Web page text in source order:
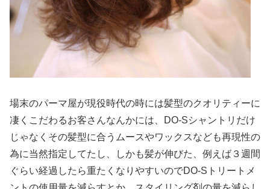
場末のパーマ屋が現役時代の時には髪型のクオリティーに
凄くこだわるお客さんなんかには、DO-Sシャントリだけ
じゃなくその髪型に合うムースやワックスなども再現性の
為に当然指定してたし、しかも髪が伸びた、例えば３週間
ぐらい経過したら重たくなりやすいのでDO-Sトリートメ